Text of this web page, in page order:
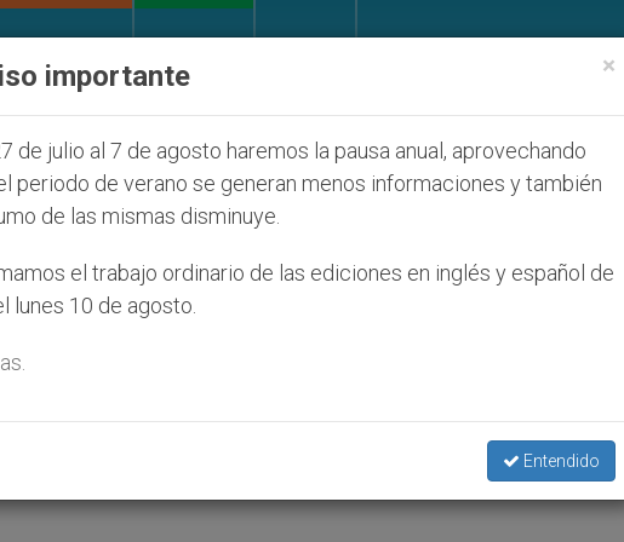
en Tierra Santa Sacerdotes alemanes fieles
igualdad, justicia
Unidas
×
importante
de julio al 7 de agosto haremos la pausa anual, aprovechando
periodo de verano se generan menos informaciones y también
de las mismas disminuye.
el trabajo ordinario de las ediciones en inglés y español de
lunes 10 de agosto.
Entendido